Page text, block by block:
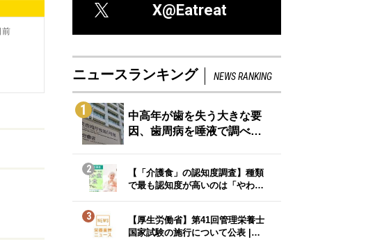
前
X@Eatreat
ニュースランキング NEWS RANKING
1
中高年が歯を失う大きな要
因、歯周病を唾液で調べ…
2
【「介護食」の認知度調査】種類
で最も認知度が高いのは「やわ…
3
【厚生労働省】第41回管理栄養士
国家試験の施行について公表 |…